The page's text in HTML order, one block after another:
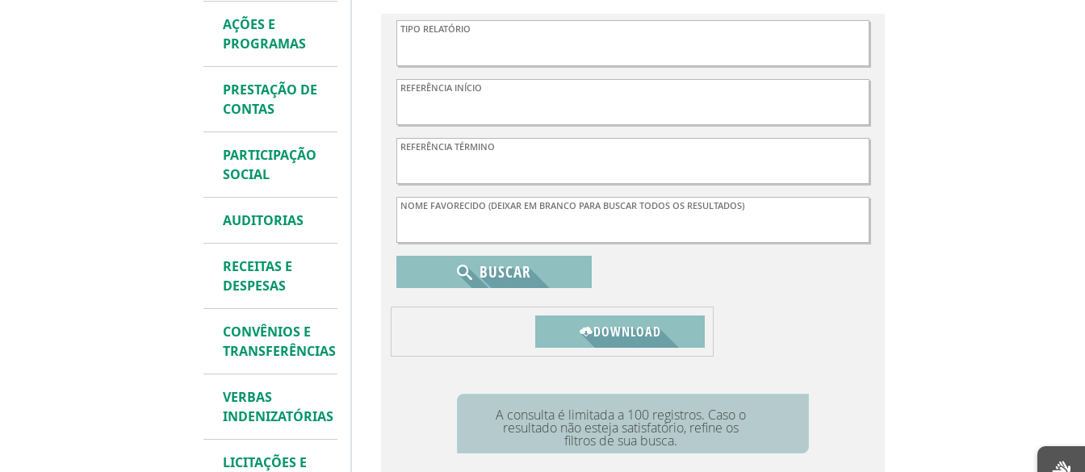
AÇÕES E
PROGRAMAS
PRESTAÇÃO DE
CONTAS
PARTICIPAÇÃO
SOCIAL
AUDITORIAS
RECEITAS E
DESPESAS
CONVÊNIOS E
TRANSFERÊNCIAS
VERBAS
INDENIZATÓRIAS
LICITAÇÕES E